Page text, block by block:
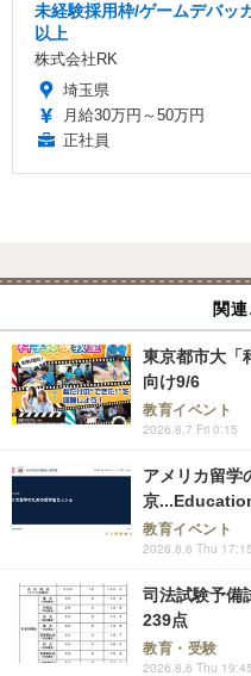
未経験採用枠/ゲームデバッ
以上
株式会社RK
埼玉県
月給30万円～50万円
正社員
関
東京都市大「
向け9/6
教育イベント
2026.8.7 Fri 0:15
アメリカ留学
京
教育イベント
2026.8.6 Thu 17:15
司法試験予備
239点
教育・受験
2026.8.6 Thu 19:45